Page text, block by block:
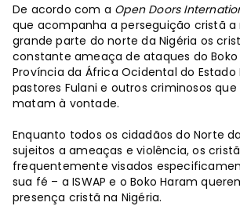
De acordo com a Open Doors
que acompanha a perseguição cristã a
grande parte do norte da Nigéria os
constante ameaça de ataques do Boko
Província da África Ocidental do Estado
pastores Fulani e outros criminosos
matam à vontade.
Enquanto todos os cidadãos do Norte
sujeitos a ameaças e violência, os
frequentemente visados
sua fé – a ISWAP e o Boko Haram
presença cristã na Nigéria.